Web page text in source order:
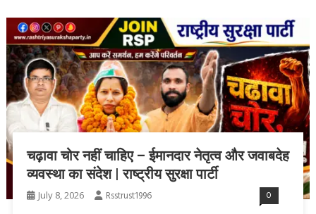
चढ़ावा चोर नहीं चाहिए – ईमानदार नेतृत्व और जवाबदेह
व्यवस्था का संदेश | राष्ट्रीय सुरक्षा पार्टी
July 8, 2026 Rsstrust1996 0